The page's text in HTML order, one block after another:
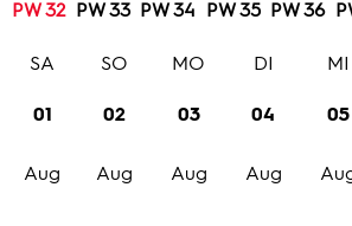
Programm
Trailer
PW 32 PW 33 PW 34 PW 35 PW 36
01
Aug
SA
02
Aug
SO
03
Aug
MO
04
Aug
DI
05
MI